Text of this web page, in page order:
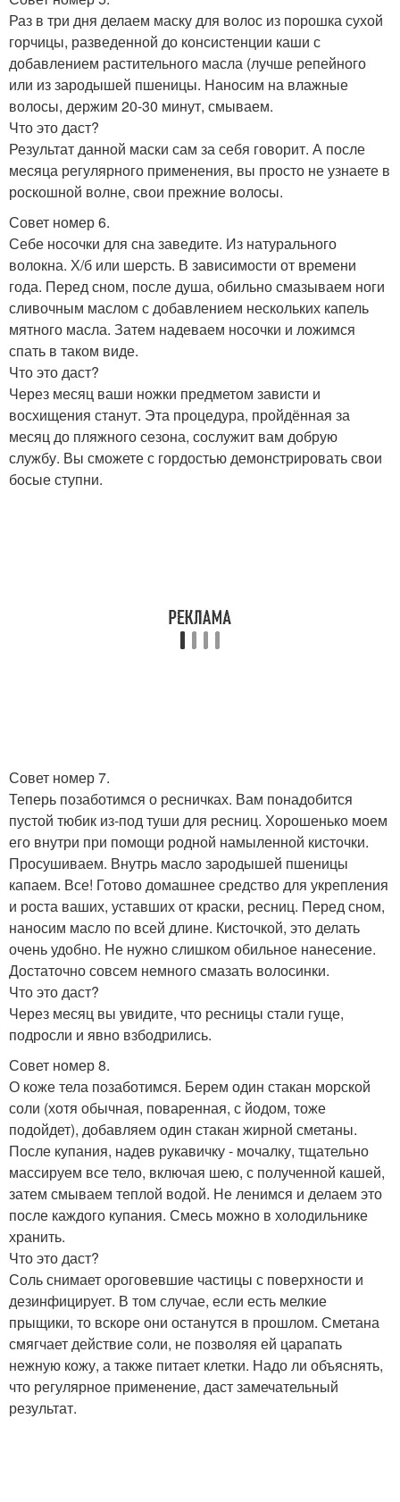
Раз в три дня делаем маску для волос из порошка сухой
горчицы, разведенной до консистенции каши с
добавлением растительного масла (лучше репейного
или из зародышей пшеницы. Наносим на влажные
волосы, держим 20-30 минут, смываем.
Что это даст?
Результат данной маски сам за себя говорит. А после
месяца регулярного применения, вы просто не узнаете в
роскошной волне, свои прежние волосы.
Совет номер 6.
Себе носочки для сна заведите. Из натурального
волокна. Х/б или шерсть. В зависимости от времени
года. Перед сном, после душа, обильно смазываем ноги
сливочным маслом с добавлением нескольких капель
мятного масла. Затем надеваем носочки и ложимся
спать в таком виде.
Что это даст?
Через месяц ваши ножки предметом зависти и
восхищения станут. Эта процедура, пройдённая за
месяц до пляжного сезона, сослужит вам добрую
службу. Вы сможете с гордостью демонстрировать свои
босые ступни.
Совет номер 7.
Теперь позаботимся о ресничках. Вам понадобится
пустой тюбик из-под туши для ресниц. Хорошенько моем
его внутри при помощи родной намыленной кисточки.
Просушиваем. Внутрь масло зародышей пшеницы
капаем. Все! Готово домашнее средство для укрепления
и роста ваших, уставших от краски, ресниц. Перед сном,
наносим масло по всей длине. Кисточкой, это делать
очень удобно. Не нужно слишком обильное нанесение.
Достаточно совсем немного смазать волосинки.
Что это даст?
Через месяц вы увидите, что ресницы стали гуще,
подросли и явно взбодрились.
Совет номер 8.
О коже тела позаботимся. Берем один стакан морской
соли (хотя обычная, поваренная, с йодом, тоже
подойдет), добавляем один стакан жирной сметаны.
После купания, надев рукавичку - мочалку, тщательно
массируем все тело, включая шею, с полученной кашей,
затем смываем теплой водой. Не ленимся и делаем это
после каждого купания. Смесь можно в холодильнике
хранить.
Что это даст?
Соль снимает ороговевшие частицы с поверхности и
дезинфицирует. В том случае, если есть мелкие
прыщики, то вскоре они останутся в прошлом. Сметана
смягчает действие соли, не позволяя ей царапать
нежную кожу, а также питает клетки. Надо ли объяснять,
что регулярное применение, даст замечательный
результат.